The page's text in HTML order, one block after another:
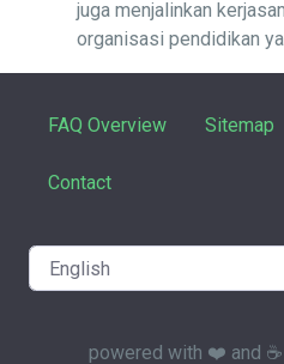
juga menjalinkan
organisasi pendidikan
FAQ Overview Sitemap
Contact
powered with ❤️ and